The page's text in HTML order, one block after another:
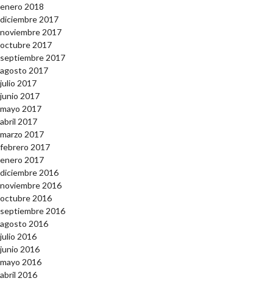
enero 2018
diciembre 2017
noviembre 2017
octubre 2017
septiembre 2017
agosto 2017
julio 2017
junio 2017
mayo 2017
abril 2017
marzo 2017
febrero 2017
enero 2017
diciembre 2016
noviembre 2016
octubre 2016
septiembre 2016
agosto 2016
julio 2016
junio 2016
mayo 2016
abril 2016